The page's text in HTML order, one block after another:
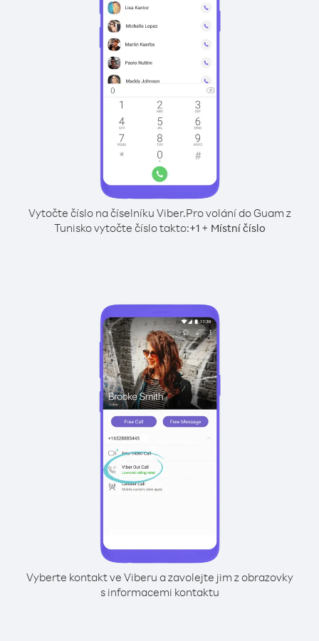
Vytočte číslo na číselníku Viber.Pro volání do Guam z
Tunisko vytočte číslo takto:+1+ Místní číslo
Vyberte kontakt ve Viberu a zavolejte jim z obrazovky
s informacemi kontaktu